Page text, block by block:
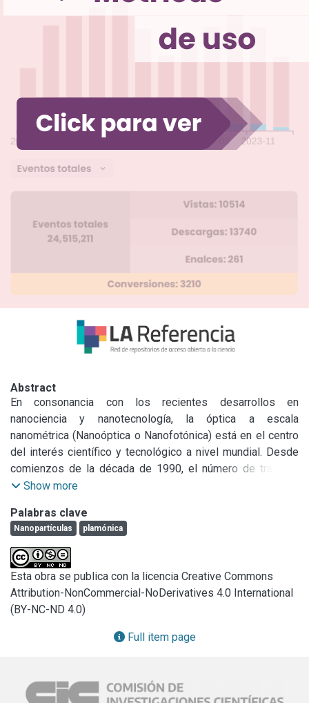
Abstract
En consonancia con los recientes desarrollos en
nanociencia y nanotecnología, la óptica a escala
nanométrica (Nanoóptica o Nanofotónica) está en el centro
del interés científico y tecnológico a nivel mundial. Desde
comienzos de la década de 1990, el número de trabajos
relacionados con esta temática se ha incrementado casi
dentro de la Nanofotónica resulta del estudio de la
interacción de la luz con superficies o estructuras
metálicas con dimensiones típicas de decenas de nm.
Dependiendo de las características del material, del medio
y de la longitud de onda, se producen oscilaciones
colectivas de los electrones libres del metal (plasmones)
que generan absorbancias en determinadas bandas del
espectro de luz incidente. Estas fluctuaciones de carga
llaman plasmones polaritones, y al área de investigación se
Show more
Palabras clave
Nanopartículas plamónica
Esta obra se publica con la licencia Creative Commons
Attribution-NonCommercial-NoDerivatives 4.0 International
(BY-NC-ND 4.0)
Full item page